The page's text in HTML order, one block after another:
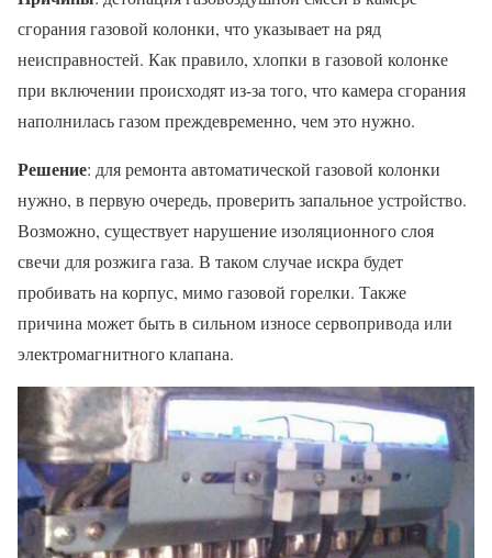
сгорания газовой колонки, что указывает на ряд
неисправностей. Как правило, хлопки в газовой колонке
при включении происходят из-за того, что камера сгорания
наполнилась газом преждевременно, чем это нужно.
Решение: для ремонта автоматической газовой колонки
нужно, в первую очередь, проверить запальное устройство.
Возможно, существует нарушение изоляционного слоя
свечи для розжига газа. В таком случае искра будет
пробивать на корпус, мимо газовой горелки. Также
причина может быть в сильном износе сервопривода или
электромагнитного клапана.